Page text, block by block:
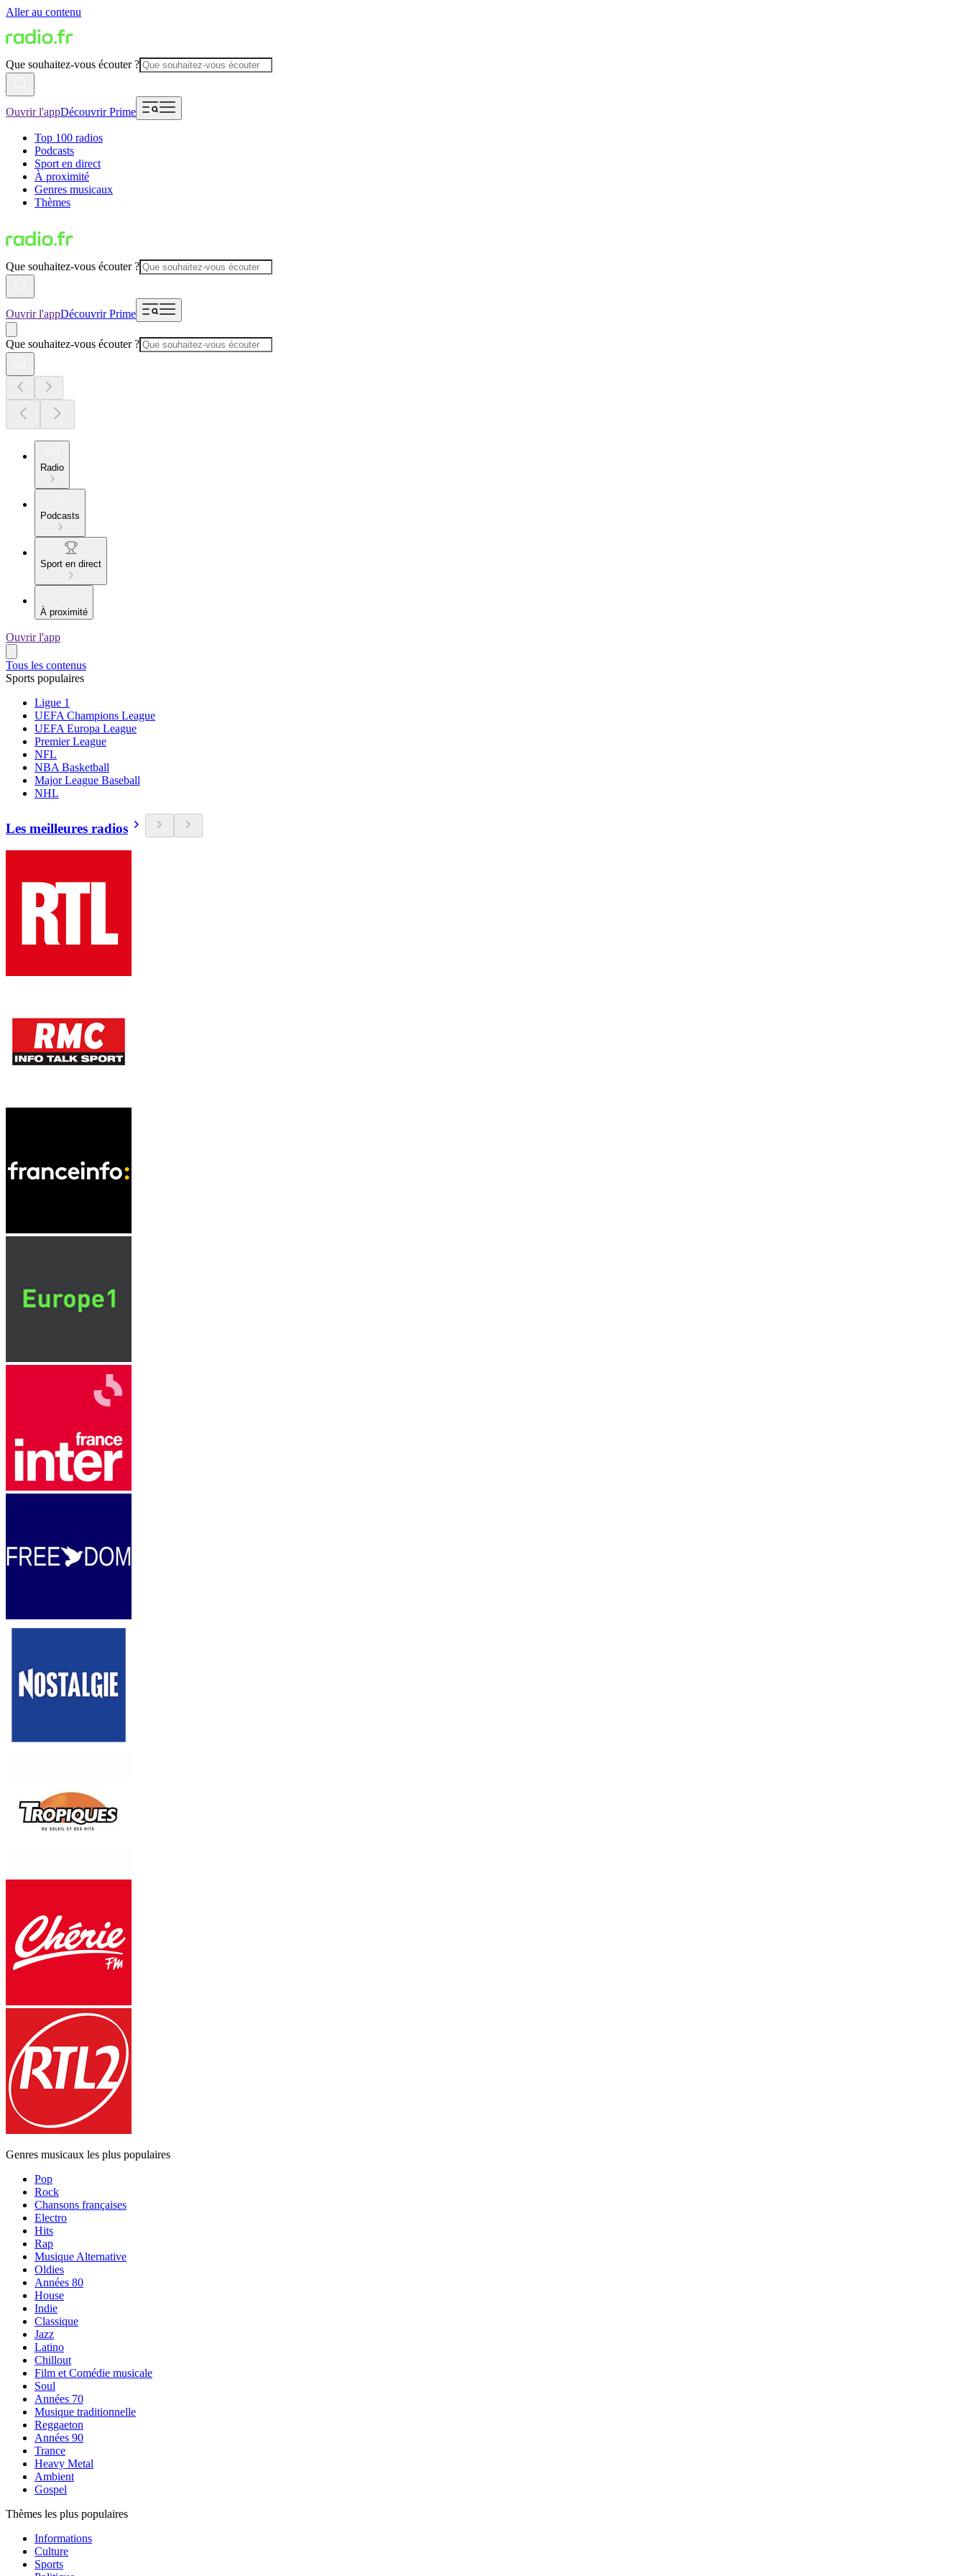
Aller au contenu
Que souhaitez-vous écouter ?
Ouvrir l'appDécouvrir Prime
Top 100 radios
Podcasts
Sport en direct
À proximité
Genres musicaux
Thèmes
Que souhaitez-vous écouter ?
Ouvrir l'appDécouvrir Prime
Que souhaitez-vous écouter ?
Radio
Podcasts
Sport en direct
À proximité
Ouvrir l'app
Tous les contenus
Sports populaires
Ligue 1
UEFA Champions League
UEFA Europa League
Premier League
NFL
NBA Basketball
Major League Baseball
NHL
Les meilleures radios
Genres musicaux les plus populaires
Pop
Rock
Chansons françaises
Electro
Hits
Rap
Musique Alternative
Oldies
Années 80
House
Indie
Classique
Jazz
Latino
Chillout
Film et Comédie musicale
Soul
Années 70
Musique traditionnelle
Reggaeton
Années 90
Trance
Heavy Metal
Ambient
Gospel
Thèmes les plus populaires
Informations
Culture
Sports